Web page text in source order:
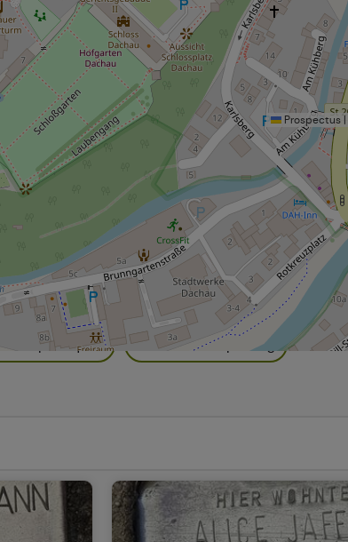
Prospectus |
de Dachau Lieux de mémoire
Maisons historiques Hôtels
publiques Places de parking